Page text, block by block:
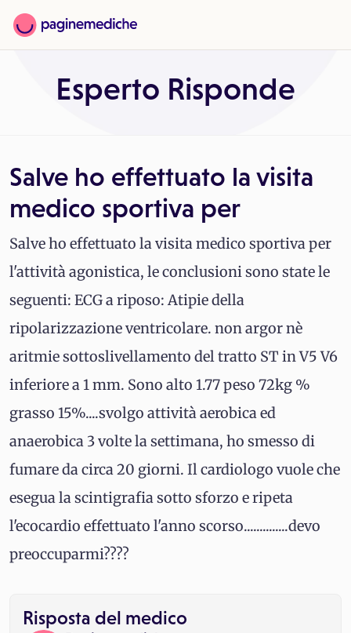
Esperto Risponde
Salve ho effettuato la visita
medico sportiva per
Salve ho effettuato la visita medico sportiva per
l'attività agonistica, le conclusioni sono state le
seguenti: ECG a riposo: Atipie della
ripolarizzazione ventricolare. non argor nè
aritmie sottoslivellamento del tratto ST in V5 V6
inferiore a 1 mm. Sono alto 1.77 peso 72kg %
grasso 15%....svolgo attività aerobica ed
anaerobica 3 volte la settimana, ho smesso di
fumare da circa 20 giorni. Il cardiologo vuole che
esegua la scintigrafia sotto sforzo e ripeta
l'ecocardio effettuato l'anno scorso..............devo
preoccuparmi????
Risposta del medico